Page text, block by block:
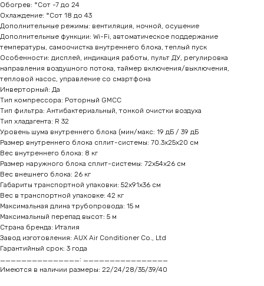
Обогрев: °Сот -7 до 24
Охлаждение: °Сот 18 до 43
Дополнительные режимы: вентиляция, ночной, осушение
Дополнительные функции: Wi-Fi, автоматическое поддержание
температуры, самоочистка внутреннего блока, теплый пуск
Особенности: дисплей, индикация работы, пульт ДУ, регулировка
направления воздушного потока, таймер включения/выключения,
тепловой насос, управление со смартфона
Инверторный: Да
Тип компрессора: Роторный GMCC
Тип фильтра: Антибактериальный, тонкой очистки воздуха
Тип хладагента: R 32
Уровень шума внутреннего блока (мин/макс: 19 дБ / 39 дБ
Размер внутреннего блока сплит-системы: 70.3x25x20 см
Вес внутреннего блока: 8 кг
Размер наружного блока сплит-системы: 72x54x26 см
Вес внешнего блока: 26 кг
Габариты транспортной упаковки: 52х91х36 см
Вес в транспортной упаковке: 42 кг
Максимальная длина трубопровода: 15 м
Максимальный перепад высот: 5 м
Страна бренда: Италия
Завод изготовления: AUX Air Conditioner Co., Ltd
Гарантийный срок: 3 года
_______________: ________________
Имеются в наличии размеры: 22/24/28/35/39/40